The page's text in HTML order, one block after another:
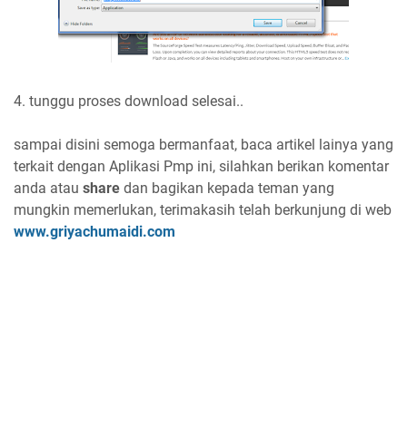
4. tunggu proses download selesai..
sampai disini semoga bermanfaat, baca artikel lainya yang
terkait dengan Aplikasi Pmp ini, silahkan berikan komentar
anda atau share dan bagikan kepada teman yang
mungkin memerlukan, terimakasih telah berkunjung di web
www.griyachumaidi.com